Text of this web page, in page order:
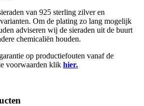
van 925 sterling zilver en
Om de plating zo lang mogelijk
adviseren wij de sieraden uit de buurt
chemicaliën houden.
op productiefouten vanaf de
voorwaarden klik hier.